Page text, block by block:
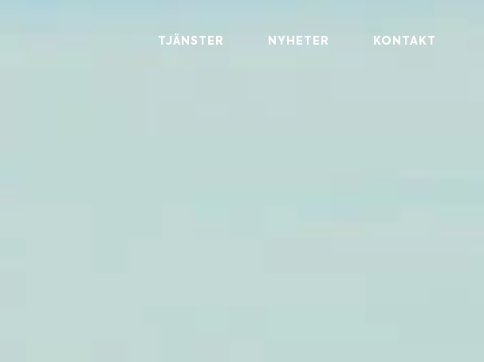
TJÄNSTER NYHETER KONTAKT